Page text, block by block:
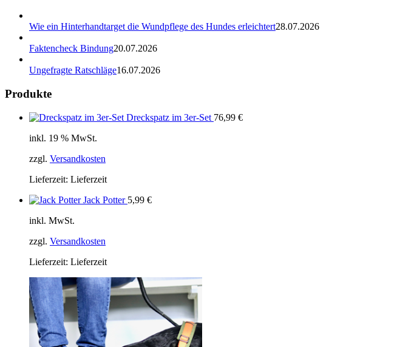
Wie ein Hinterhandtarget die Wundpflege des Hundes erleichtert28.07.2026
Faktencheck Bindung20.07.2026
Ungefragte Ratschläge16.07.2026
Produkte
Dreckspatz im 3er-Set 76,99 €
inkl. 19 % MwSt.
zzgl. Versandkosten
Lieferzeit: Lieferzeit
Jack Potter 5,99 €
inkl. MwSt.
zzgl. Versandkosten
Lieferzeit: Lieferzeit